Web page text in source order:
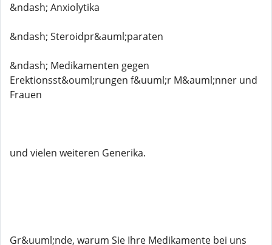
&ndash; Anxiolytika
&ndash; Steroidpr&auml;paraten
&ndash; Medikamenten gegen
Erektionsst&ouml;rungen f&uuml;r M&auml;nner und
Frauen
und vielen weiteren Generika.
Gr&uuml;nde, warum Sie Ihre Medikamente bei uns